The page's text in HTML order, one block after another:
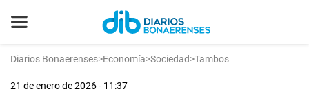
Diarios Bonaerenses>Economía>Sociedad>Tambos
21 de enero de 2026 - 11:37